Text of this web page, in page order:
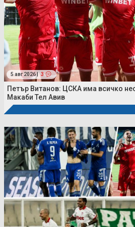
5 авг 2026 | 3
Петър Витанов: ЦСКА има всичко
Макаби Тел Авив